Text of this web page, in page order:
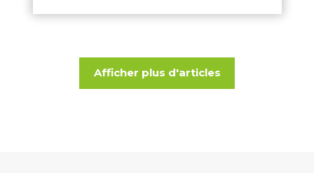
Afficher plus d'articles